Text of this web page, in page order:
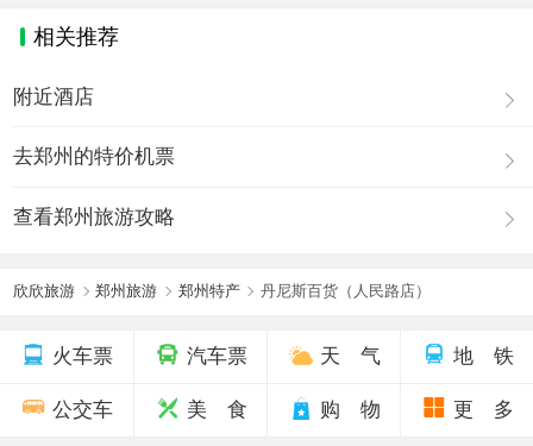
相关推荐
附近酒店
去郑州的特价机票
查看郑州旅游攻略
欣欣旅游 郑州旅游 郑州特产 丹尼斯百货（人民路店）
火车票 汽车票 天 气 地 铁
公交车 美 食 购 物 更 多